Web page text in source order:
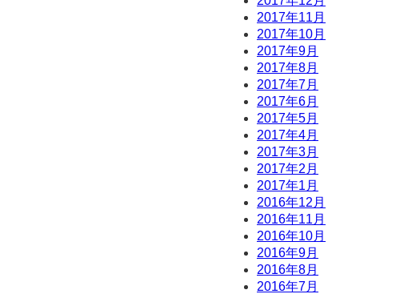
2017年11月
2017年10月
2017年9月
2017年8月
2017年7月
2017年6月
2017年5月
2017年4月
2017年3月
2017年2月
2017年1月
2016年12月
2016年11月
2016年10月
2016年9月
2016年8月
2016年7月